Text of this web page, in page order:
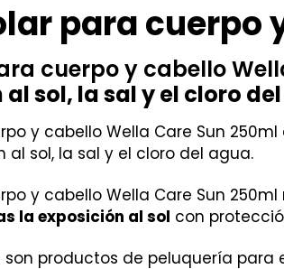
para cuerpo
cuerpo y cabello
sol, la sal y el cloro
y cabello Wella Care Sun
al sol, la sal y el cloro del agua.
y cabello Wella Care Sun 250ml
la exposición al sol con
son productos de peluquería